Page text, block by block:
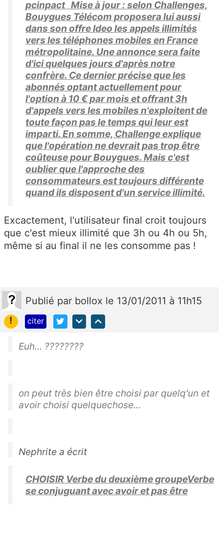
pcinpact Mise à jour : selon Challenges,
Bouygues Télécom proposera lui aussi
dans son offre Ideo les appels illimités
vers les téléphones mobiles en France
métropolitaine. Une annonce sera faite
d'ici quelques jours d'après notre
confrère. Ce dernier précise que les
abonnés optant actuellement pour
l'option à 10 € par mois et offrant 3h
d'appels vers les mobiles n'exploitent de
toute façon pas le temps qui leur est
imparti. En somme, Challenge explique
que l'opération ne devrait pas trop être
coûteuse pour Bouygues. Mais c'est
oublier que l'approche des
consommateurs est toujours différente
quand ils disposent d'un service illimité.
Excactement, l'utilisateur final croit toujours
que c'est mieux illimité que 3h ou 4h ou 5h,
même si au final il ne les consomme pas !
Publié par bollox le 13/01/2011 à 11h15
!
citer
Euh... ????????
on peut très bien être choisi par quelq'un et
avoir choisi quelquechose...
Nephrite a écrit
CHOISIR Verbe du deuxième groupeVerbe
se conjuguant avec avoir et pas être